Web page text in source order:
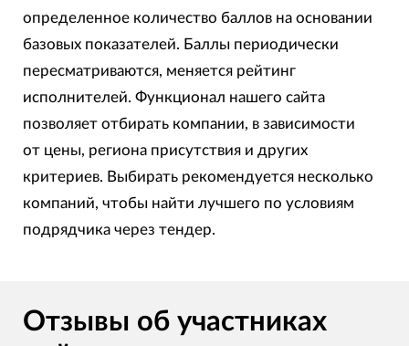
определенное количество баллов на основании
базовых показателей. Баллы периодически
пересматриваются, меняется рейтинг
исполнителей. Функционал нашего сайта
позволяет отбирать компании, в зависимости
от цены, региона присутствия и других
критериев. Выбирать рекомендуется несколько
компаний, чтобы найти лучшего по условиям
подрядчика через тендер.
Отзывы об участниках